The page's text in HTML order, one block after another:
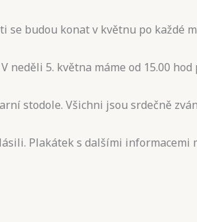
se budou konat v květnu po každé
neděli 5. května máme od 15.00
stodole. Všichni jsou srdečně
Plakátek s dalšími informacemi